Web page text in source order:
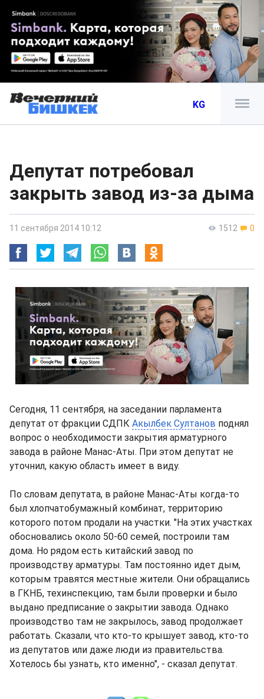
KG
Депутат потребовал
закрыть завод из-за дыма
1512 0
11 сентября 2014 10:12
Сегодня, 11 сентября, на заседании парламента
депутат от фракции СДПК Акылбек Султанов поднял
вопрос о необходимости закрытия арматурного
завода в районе Манас-Аты. При этом депутат не
уточнил, какую область имеет в виду.
По словам депутата, в районе Манас-Аты когда-то
был хлопчатобумажный комбинат, территорию
которого потом продали на участки. "На этих участках
обосновались около 50-60 семей, построили там
дома. Но рядом есть китайский завод по
производству арматуры. Там постоянно идет дым,
которым травятся местные жители. Они обращались
в ГКНБ, техинспекцию, там были проверки и было
выдано предписание о закрытии завода. Однако
производство там не закрылось, завод продолжает
работать. Сказали, что кто-то крышует завод, кто-то
из депутатов или даже люди из правительства.
Хотелось бы узнать, кто именно", - сказал депутат.